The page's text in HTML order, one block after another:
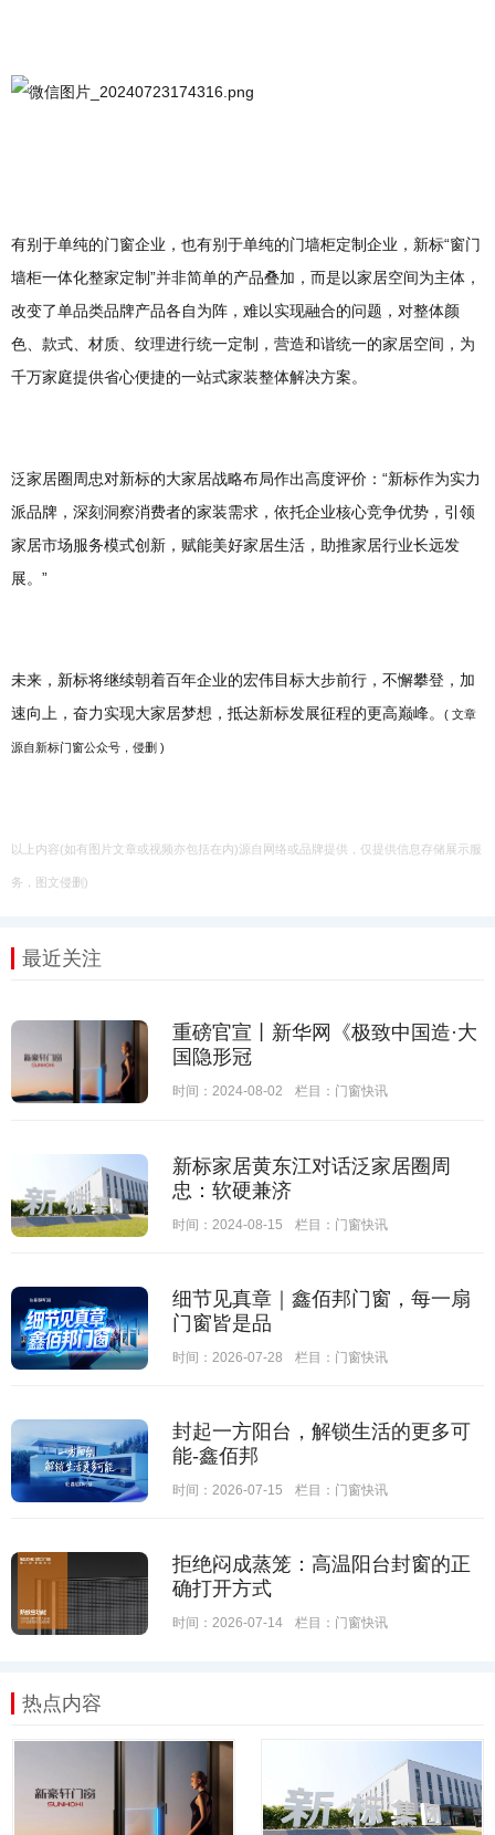
有别于单纯的门窗企业，也有别于单纯的门墙柜定制企业，新标“窗门
墙柜一体化整家定制”并非简单的产品叠加，而是以家居空间为主体，
改变了单品类品牌产品各自为阵，难以实现融合的问题，对整体颜
色、款式、材质、纹理进行统一定制，营造和谐统一的家居空间，为
千万家庭提供省心便捷的一站式家装整体解决方案。
泛家居圈周忠对新标的大家居战略布局作出高度评价：“新标作为实力
派品牌，深刻洞察消费者的家装需求，依托企业核心竞争优势，引领
家居市场服务模式创新，赋能美好家居生活，助推家居行业长远发
展。”
未来，新标将继续朝着百年企业的宏伟目标大步前行，不懈攀登，加
速向上，奋力实现大家居梦想，抵达新标发展征程的更高巅峰。
( 文章
源自新标门窗公众号，侵删 )
以上内容(如有图片文章或视频亦包括在内)源自网络或品牌提供，仅提供信息存储展示服
务，图文侵删)
最近关注
重磅官宣丨新华网《极致中国造·大
国隐形冠
时间：2024-08-02 栏目： 门窗快讯
新标家居黄东江对话泛家居圈周
忠：软硬兼济
时间：2024-08-15 栏目： 门窗快讯
细节见真章｜鑫佰邦门窗，每一扇
门窗皆是品
时间：2026-07-28 栏目： 门窗快讯
封起一方阳台，解锁生活的更多可
能-鑫佰邦
时间：2026-07-15 栏目： 门窗快讯
拒绝闷成蒸笼：高温阳台封窗的正
确打开方式
时间：2026-07-14 栏目： 门窗快讯
热点内容